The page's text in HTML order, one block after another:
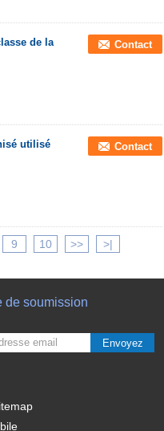
de la
Contact
utilisé
Contact
9 10 >> >|
de soumission
Envoyez